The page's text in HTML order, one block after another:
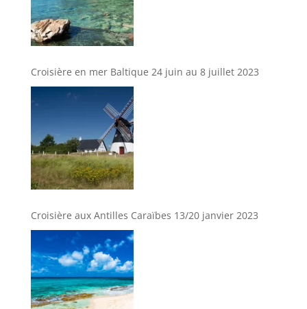
Croisière en mer Baltique 24 juin au 8 juillet 2023
Croisière aux Antilles Caraïbes 13/20 janvier 2023